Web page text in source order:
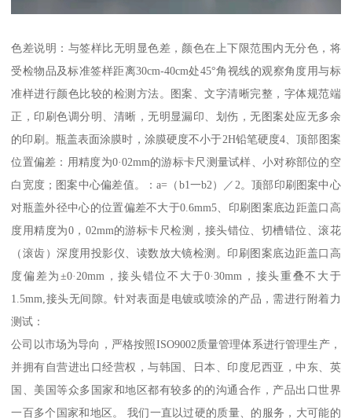
色差说明：与签样比无明显色差，颜色在上下限范围内无分色，将
受检物品及标准签样距离30cm-40cm处45°角视线的观察角度用与标
准样进行颜色比较的检测方法。图案、文字清晰完整，字体规范端
正，印刷色调分明、清晰，无明显漏印、划伤，无图案处应无多余
的印刷。瓶盖表面涂膜时，涂膜硬度不小于2H铅笔硬度4、顶部图案
位置偏差：用精度为0·02mm的游标卡尺测量试样、小对称部位的空
白宽度；图案中心偏差值。：a=（b1一b2）／2。顶部印刷图案中心
对瓶盖外径中心的位置偏差不大于0.6mm5、印刷图案底边距盖口高
度用精度为0，02mm的游标卡尺检测，接头错位、切槽错位、滚花
（滚齿）深度用投影仪、读数放大镜检测。印刷图案底边距盖口高
度偏差为±0·20mm，接头错位不大于0·30mm，接头重叠不大于
1.5mm,接头无间隙。针对表面是电镀或喷涂的产品，需进行附着力
测试：
公司以市场为导向，严格按照ISO9002质量管理体系进行管理生产，
并拥有自营进出口经营权，与韩国、日本、印度尼西亚，中东、英
国、美国等众多国家和地区都有较多的的沟通合作，产品出口世界
一百多个国家和地区。 我们一直以过硬的质量、的服务，大可能的